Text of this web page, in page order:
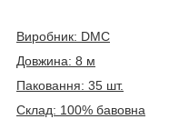
Виробник: DMC
Довжина: 8 м
Паковання: 35 шт.
Склад: 100% бавовна